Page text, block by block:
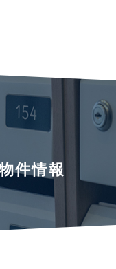
件情報